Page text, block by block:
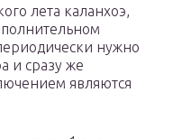
лета каланхоэ,
нужно
и сразу же
являются